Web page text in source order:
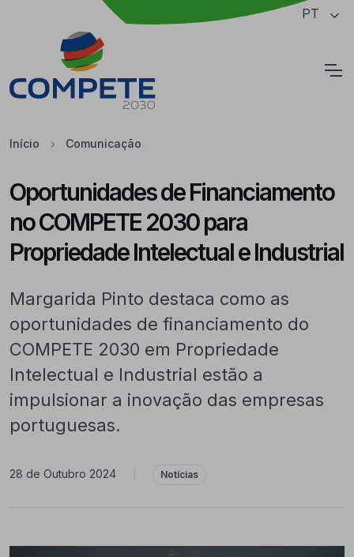
Saltar para o conteúdo principal da página PT
Início Comunicação
Oportunidades de Financiamento
no COMPETE 2030 para
Propriedade Intelectual e Industrial
Margarida Pinto destaca como as
oportunidades de financiamento do
COMPETE 2030 em Propriedade
Intelectual e Industrial estão a
impulsionar a inovação das empresas
portuguesas.
28 de Outubro 2024 Notícias